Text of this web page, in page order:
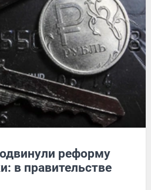
реформу
в правительстве